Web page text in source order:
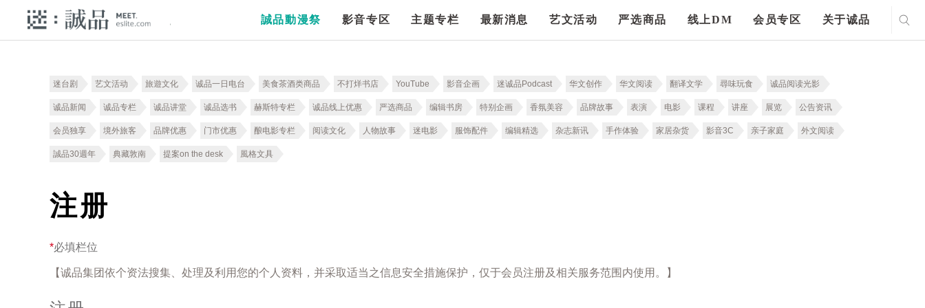
誠品動漫祭 影音专区 主题专栏 最新消息 艺文活动 严选商品 线上DM 会员专区 关于诚品
迷台剧 艺文活动 旅遊文化 诚品一日电台 美食茶酒类商品 不打烊书店 YouTube 影音企画 迷诚品Podcast 华文创作 华文阅读 翻译文学 尋味玩食 诚品阅读光影
诚品新闻 诚品专栏 诚品讲堂 诚品选书 赫斯特专栏 诚品线上优惠 严选商品 编辑书房 特别企画 香氛美容 品牌故事 表演 电影 课程 讲座 展览 公告资讯
会员独享 境外旅客 品牌优惠 门市优惠 酿电影专栏 阅读文化 人物故事 迷电影 服饰配件 编辑精选 杂志新讯 手作体验 家居杂货 影音3C 亲子家庭 外文阅读
誠品30週年 典藏敦南 提案on the desk 風格文具
注册
*必填栏位
【诚品集团依个资法搜集、处理及利用您的个人资料，并采取适当之信息安全措施保护，仅于会员注册及相关服务范围内使用。】